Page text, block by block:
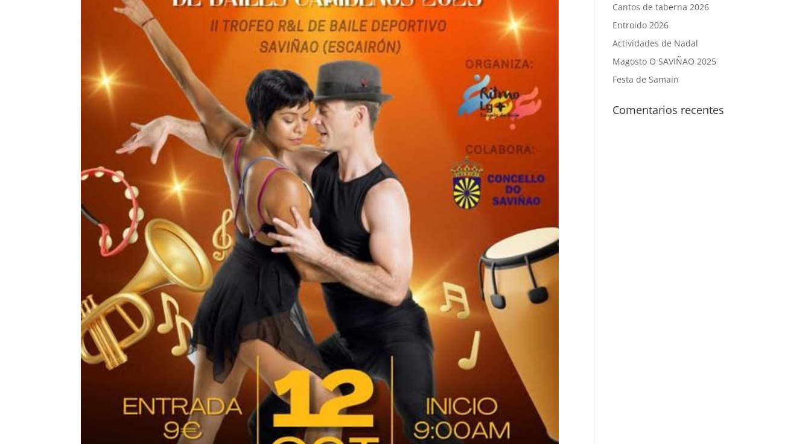
Cantos de taberna 2026
Entroido 2026
Actividades de Nadal
Magosto O SAVIÑAO 2025
Festa de Samain
Comentarios recentes